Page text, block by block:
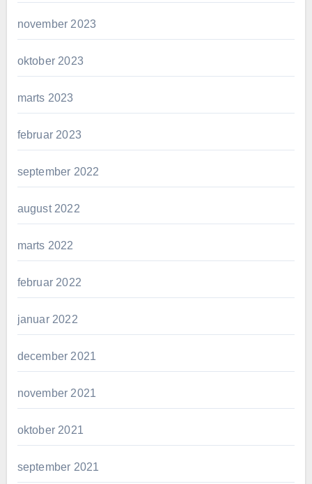
november 2023
oktober 2023
marts 2023
februar 2023
september 2022
august 2022
marts 2022
februar 2022
januar 2022
december 2021
november 2021
oktober 2021
september 2021